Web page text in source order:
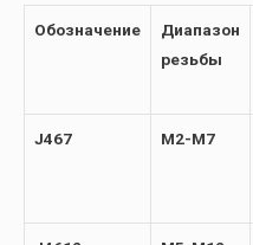
Обозначение
Диапазон
резьбы
J467 M2-M7